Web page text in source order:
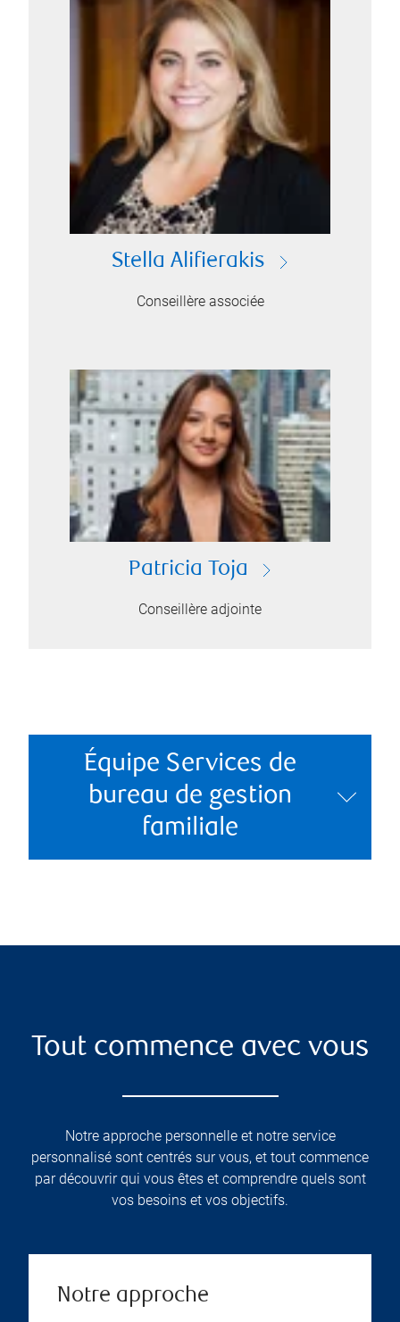
Stella Alifierakis
Conseillère associée
Patricia Toja
Conseillère adjointe
Équipe Services de
bureau de gestion
familiale
Tout commence avec vous
Notre approche personnelle et notre service
personnalisé sont centrés sur vous, et tout commence
par découvrir qui vous êtes et comprendre quels sont
vos besoins et vos objectifs.
Notre approche